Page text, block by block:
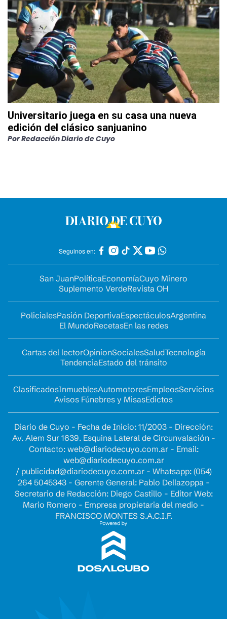
Universitario juega en su casa una nueva
edición del clásico sanjuanino
PorRedacción Diario de Cuyo
Seguinos en:
San JuanPolíticaEconomíaCuyo Minero
Suplemento VerdeRevista OH
PolicialesPasión DeportivaEspectáculosArgentina
El MundoRecetasEn las redes
Cartas del lectorOpinionSocialesSaludTecnología
TendenciaEstado del tránsito
ClasificadosInmueblesAutomotoresEmpleosServicios
Avisos Fúnebres y MisasEdictos
Diario de Cuyo - Fecha de Inicio: 11/2003 - Dirección:
Av. Alem Sur 1639. Esquina Lateral de Circunvalación -
Contacto: web@diariodecuyo.com.ar- Email:
web@diariodecuyo.com.ar
/ publicidad@diariodecuyo.com.ar- Whatsapp: (054)
264 5045343 - Gerente General: Pablo Dellazoppa -
Secretario de Redacción: Diego Castillo - Editor Web:
Mario Romero - Empresa propietaria del medio -
FRANCISCO MONTES S.A.C.I.F.